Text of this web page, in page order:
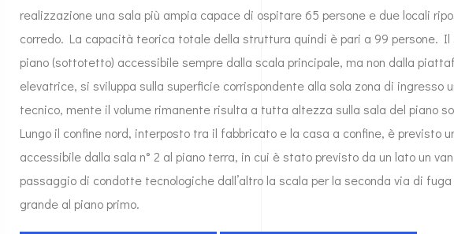
realizzazione una sala più ampia capace di ospitare 65 persone e due locali
corredo. La capacità teorica totale della struttura quindi è pari a 99 persone. Il
piano (sottotetto) accessibile sempre dalla scala principale, ma non dalla
elevatrice, si sviluppa sulla superficie corrispondente alla sola zona di ingresso
tecnico, mente il volume rimanente risulta a tutta altezza sulla sala del piano
Lungo il confine nord, interposto tra il fabbricato e la casa a confine, è previsto
accessibile dalla sala n° 2 al piano terra, in cui è stato previsto da un lato un
passaggio di condotte tecnologiche dall’altro la scala per la seconda via di
grande al piano primo.